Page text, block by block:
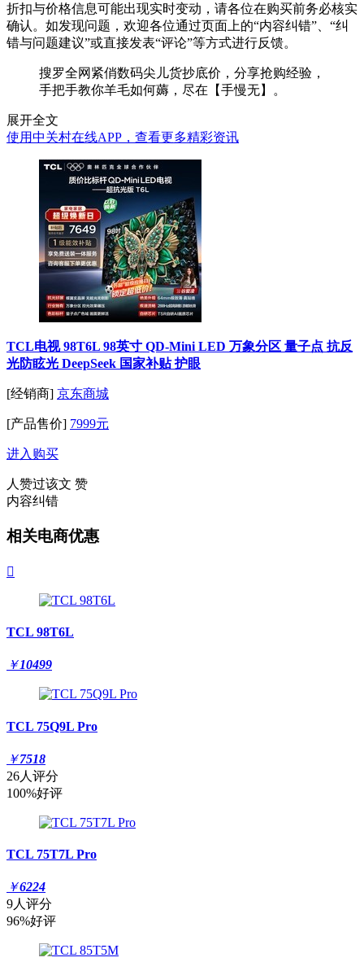
折扣与价格信息可能出现实时变动，请各位在购买前务必核实
确认。如发现问题，欢迎各位通过页面上的“内容纠错”、“纠
错与问题建议”或直接发表“评论”等方式进行反馈。
搜罗全网紧俏数码尖儿货抄底价，分享抢购经验，
手把手教你羊毛如何薅，尽在【手慢无】。
展开全文
使用中关村在线APP，查看更多精彩资讯
TCL电视 98T6L 98英寸 QD-Mini LED 万象分区 量子点 抗反
光防眩光 DeepSeek 国家补贴 护眼
[经销商] 京东商城
[产品售价] 7999元
进入购买
人赞过该文 赞
内容纠错
相关电商优惠

TCL 98T6L
￥10499
TCL 75Q9L Pro
￥7518
26人评分
100%好评
TCL 75T7L Pro
￥6224
9人评分
96%好评